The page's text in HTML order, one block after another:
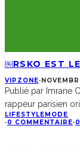
￼RSKO EST
VIPZONE·
Publié par Imrane
rappeur parisien
LIFESTYLE MODE
·0 COMMENTAIRE·0